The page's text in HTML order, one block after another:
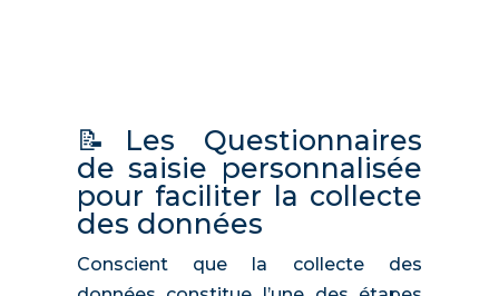
📝Les Questionnaires
de saisie personnalisée
pour faciliter la collecte
des données
Conscient que la collecte des